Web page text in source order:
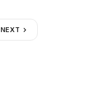
NEXT